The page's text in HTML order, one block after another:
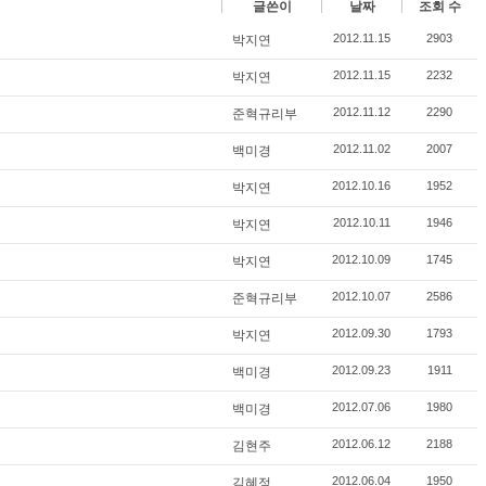
글쓴이 날짜 조회 수
박지연 2012.11.15 2903
박지연 2012.11.15 2232
준혁규리부 2012.11.12 2290
백미경 2012.11.02 2007
박지연 2012.10.16 1952
박지연 2012.10.11 1946
박지연 2012.10.09 1745
준혁규리부 2012.10.07 2586
박지연 2012.09.30 1793
백미경 2012.09.23 1911
백미경 2012.07.06 1980
김현주 2012.06.12 2188
2012.06.04 1950